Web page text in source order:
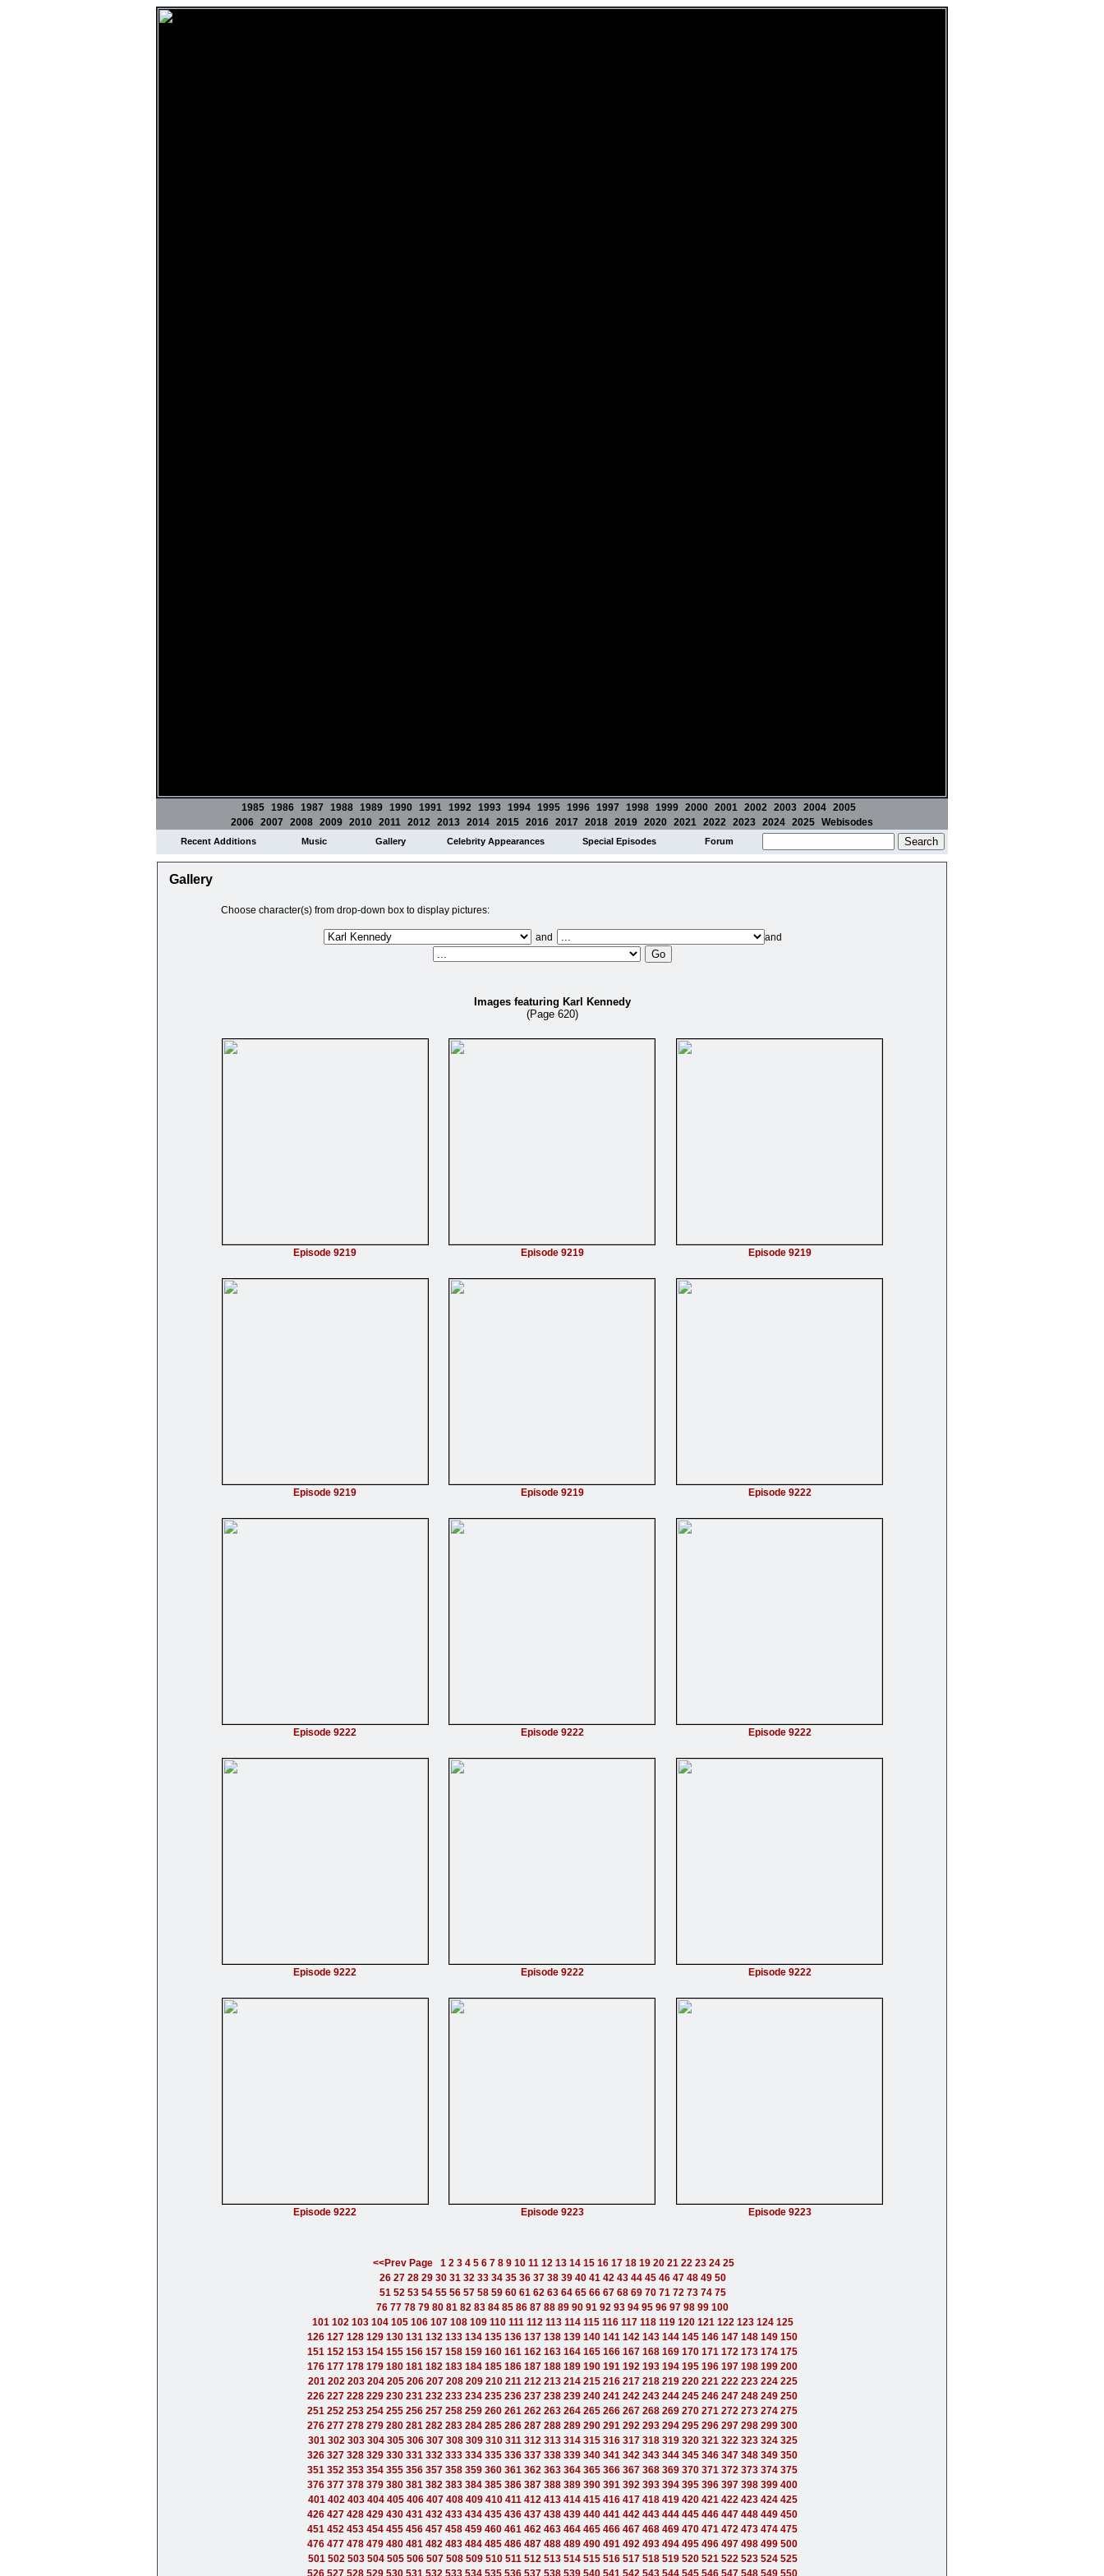
1985 1986 1987 1988 1989 1990 1991 1992 1993 1994 1995 1996 1997 1998 1999 2000 2001 2002 2003 2004 2005
2006 2007 2008 2009 2010 2011 2012 2013 2014 2015 2016 2017 2018 2019 2020 2021 2022 2023 2024 2025 Webisodes
Recent Additions Music Gallery Celebrity Appearances Special Episodes Forum
Gallery
Choose character(s) from drop-down box to display pictures:
and and
Images featuring Karl Kennedy
(Page 620)
Episode 9219 Episode 9219 Episode 9219
Episode 9219 Episode 9219 Episode 9222
Episode 9222 Episode 9222 Episode 9222
Episode 9222 Episode 9222 Episode 9222
Episode 9222 Episode 9223 Episode 9223
<<Prev Page 1 2 3 4 5 6 7 8 9 10 11 12 13 14 15 16 17 18 19 20 21 22 23 24 25
26 27 28 29 30 31 32 33 34 35 36 37 38 39 40 41 42 43 44 45 46 47 48 49 50
51 52 53 54 55 56 57 58 59 60 61 62 63 64 65 66 67 68 69 70 71 72 73 74 75
76 77 78 79 80 81 82 83 84 85 86 87 88 89 90 91 92 93 94 95 96 97 98 99 100
101 102 103 104 105 106 107 108 109 110 111 112 113 114 115 116 117 118 119 120 121 122 123 124 125
126 127 128 129 130 131 132 133 134 135 136 137 138 139 140 141 142 143 144 145 146 147 148 149 150
151 152 153 154 155 156 157 158 159 160 161 162 163 164 165 166 167 168 169 170 171 172 173 174 175
176 177 178 179 180 181 182 183 184 185 186 187 188 189 190 191 192 193 194 195 196 197 198 199 200
201 202 203 204 205 206 207 208 209 210 211 212 213 214 215 216 217 218 219 220 221 222 223 224 225
226 227 228 229 230 231 232 233 234 235 236 237 238 239 240 241 242 243 244 245 246 247 248 249 250
251 252 253 254 255 256 257 258 259 260 261 262 263 264 265 266 267 268 269 270 271 272 273 274 275
276 277 278 279 280 281 282 283 284 285 286 287 288 289 290 291 292 293 294 295 296 297 298 299 300
301 302 303 304 305 306 307 308 309 310 311 312 313 314 315 316 317 318 319 320 321 322 323 324 325
326 327 328 329 330 331 332 333 334 335 336 337 338 339 340 341 342 343 344 345 346 347 348 349 350
351 352 353 354 355 356 357 358 359 360 361 362 363 364 365 366 367 368 369 370 371 372 373 374 375
376 377 378 379 380 381 382 383 384 385 386 387 388 389 390 391 392 393 394 395 396 397 398 399 400
401 402 403 404 405 406 407 408 409 410 411 412 413 414 415 416 417 418 419 420 421 422 423 424 425
426 427 428 429 430 431 432 433 434 435 436 437 438 439 440 441 442 443 444 445 446 447 448 449 450
451 452 453 454 455 456 457 458 459 460 461 462 463 464 465 466 467 468 469 470 471 472 473 474 475
476 477 478 479 480 481 482 483 484 485 486 487 488 489 490 491 492 493 494 495 496 497 498 499 500
501 502 503 504 505 506 507 508 509 510 511 512 513 514 515 516 517 518 519 520 521 522 523 524 525
526 527 528 529 530 531 532 533 534 535 536 537 538 539 540 541 542 543 544 545 546 547 548 549 550